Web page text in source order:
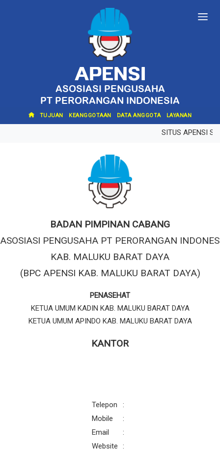
APENSI
ASOSIASI PENGUSAHA
PT PERORANGAN INDONESIA
TUJUAN KEANGGOTAAN DATA ANGGOTA LAYANAN
SITUS APENSI
BADAN PIMPINAN CABANG
ASOSIASI PENGUSAHA PT PERORANGAN
KAB. MALUKU BARAT DAYA
(BPC APENSI KAB. MALUKU BARAT DAYA)
PENASEHAT
KETUA UMUM KADIN KAB. MALUKU BARAT DAYA
KETUA UMUM APINDO KAB. MALUKU BARAT DAYA
KANTOR
Telepon
:
Mobile
:
Email
:
Website
: